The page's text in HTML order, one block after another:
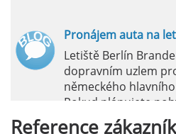
Pronájem auta na
Letiště Berlín
dopravním uzlem
německého
Pokud plánujete
okolních regionech
Reference